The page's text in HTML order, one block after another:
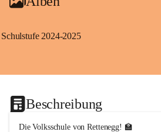
Schulstufe 2024-2025
Beschreibung
Die Volksschule von Rettenegg! 🏫